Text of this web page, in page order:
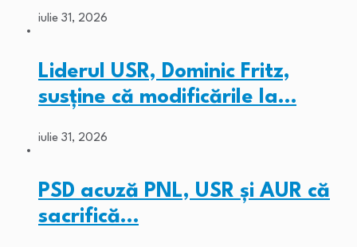
iulie 31, 2026
Liderul USR, Dominic Fritz,
susține că modificările la…
iulie 31, 2026
PSD acuză PNL, USR și AUR că
sacrifică…